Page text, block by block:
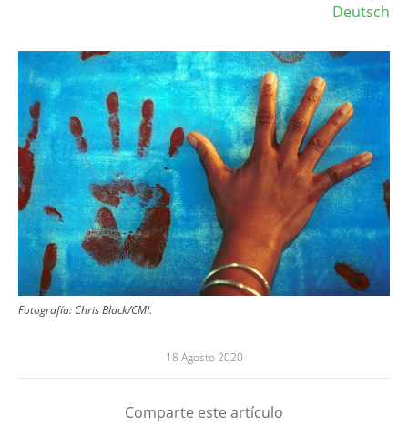
Deutsch
Image
Fotografía: Chris Black/CMI.
18 Agosto 2020
Comparte este artículo